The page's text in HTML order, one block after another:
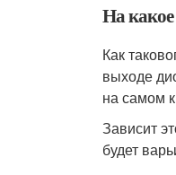
На
Как
выходе
на самом
Зависит
будет